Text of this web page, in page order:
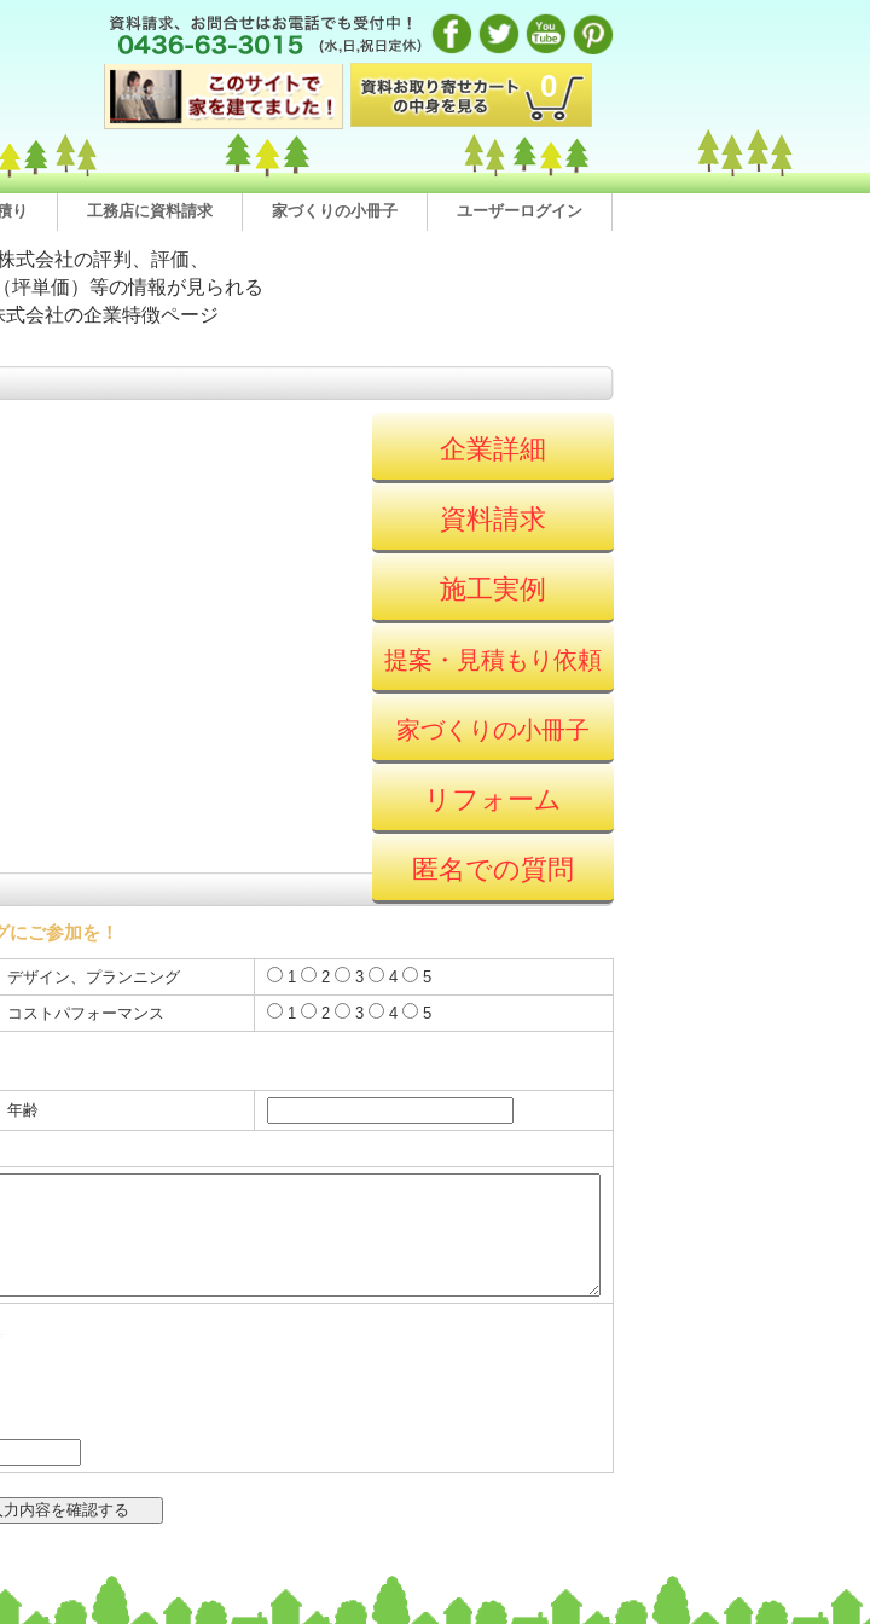
0
り 工務店に資料請求 家づくりの小冊子 ユーザーログイン
式会社の評判、評価、
坪単価）等の情報が見られる
式会社の企業特徴ページ
企業詳細
資料請求
施工実例
提案・見積もり依頼
家づくりの小冊子
リフォーム
匿名での質問
ご参加を！
デザイン、プランニング 1 2 3 4
5
コストパフォーマンス 1 2 3 4
5
年齢